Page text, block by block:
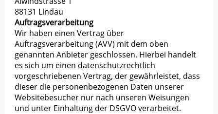
88131 Lindau
Auftragsverarbeitung
Wir haben einen Vertrag über
Auftragsverarbeitung (AVV) mit dem oben
genannten Anbieter geschlossen. Hierbei handelt
es sich um einen datenschutzrechtlich
vorgeschriebenen Vertrag, der gewährleistet, dass
dieser die personenbezogenen Daten unserer
Websitebesucher nur nach unseren Weisungen
und unter Einhaltung der DSGVO verarbeitet.